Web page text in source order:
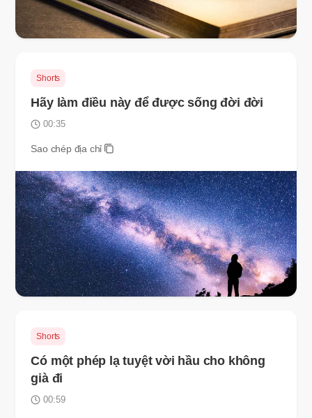
Shorts
Hãy làm điều này để được sống đời đời
00:35
Sao chép địa chỉ
Shorts
Có một phép lạ tuyệt vời hầu cho không
già đi
00:59